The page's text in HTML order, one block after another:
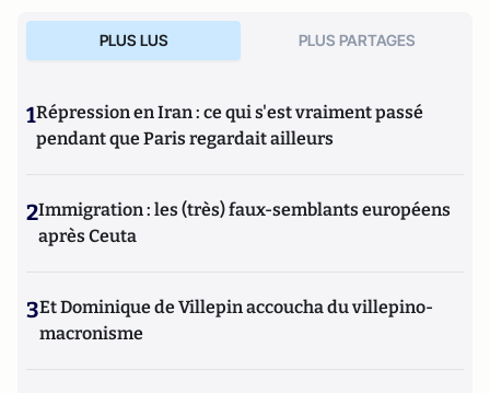
PLUS LUS PLUS PARTAGES
1Répression en Iran : ce qui s'est vraiment passé
pendant que Paris regardait ailleurs
2Immigration : les (très) faux-semblants européens
après Ceuta
3Et Dominique de Villepin accoucha du villepino-
macronisme